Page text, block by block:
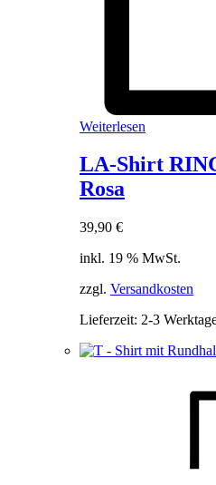
Weiterlesen
LA-Shirt
Rosa
39,90 €
inkl. 19 % MwSt.
zzgl. Versandkosten
Lieferzeit: 2-3